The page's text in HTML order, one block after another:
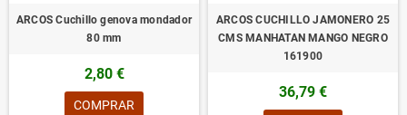
ARCOS Cuchillo genova mondador
80 mm
2,80 €
COMPRAR
ARCOS CUCHILLO JAMONERO 25
CMS MANHATAN MANGO NEGRO
161900
36,79 €